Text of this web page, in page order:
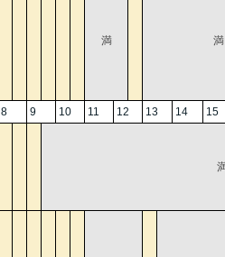
満 満
8 9 10 11 12 13 14 15